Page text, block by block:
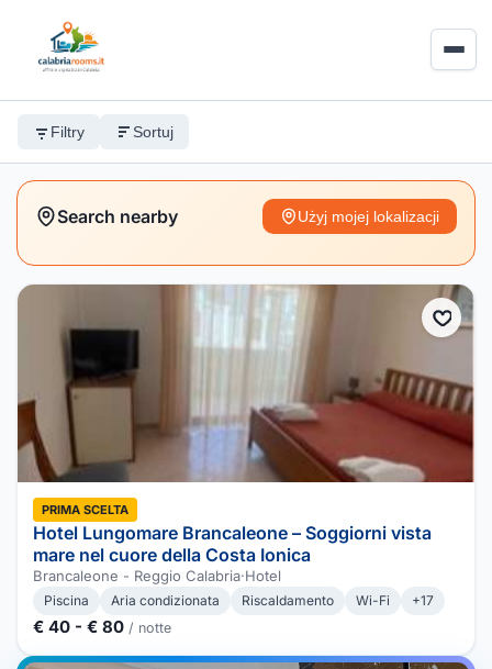
Filtry Sortuj
Search nearby Użyj mojej lokalizacji
PRIMA SCELTA
Hotel Lungomare Brancaleone – Soggiorni vista
mare nel cuore della Costa Ionica
Brancaleone - Reggio Calabria·Hotel
Piscina Aria condizionata Riscaldamento Wi-Fi +17
€ 40 - € 80 / notte